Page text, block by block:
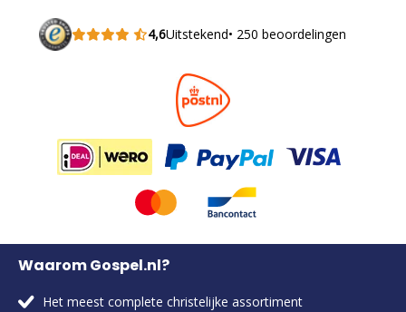
4,6Uitstekend• 250 beoordelingen
Waarom Gospel.nl?
Het meest complete christelijke assortiment